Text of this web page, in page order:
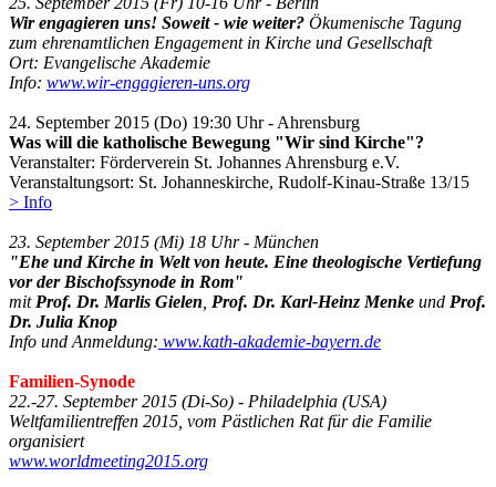
Wir engagieren uns! Soweit - wie weiter? Ökumenische Tagung
zum ehrenamtlichen Engagement in Kirche und Gesellschaft
Ort: Evangelische Akademie
Info: www.wir-engagieren-uns.org
24. September 2015 (Do) 19:30 Uhr - Ahrensburg
Was will die katholische Bewegung "Wir sind Kirche"?
Veranstalter: Förderverein St. Johannes Ahrensburg e.V.
Veranstaltungsort: St. Johanneskirche, Rudolf-Kinau-Straße 13/15
> Info
23. September 2015 (Mi) 18 Uhr - München
"Ehe und Kirche in Welt von heute. Eine theologische Vertiefung
vor der Bischofssynode in Rom"
mit Prof. Dr. Marlis Gielen Prof. Dr. Karl-Heinz Menke und Prof.
Dr. Julia Knop
Info und Anmeldung: www.kath-akademie-bayern.de
Familien-Synode
22.-27. September 2015 (Di-So) - Philadelphia (USA)
Weltfamilientreffen 2015, vom Pästlichen Rat für die Familie
organisiert
www.worldmeeting2015.org